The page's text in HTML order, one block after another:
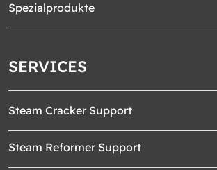
Spezialprodukte
SERVICES
Steam Cracker Support
Steam Reformer Support